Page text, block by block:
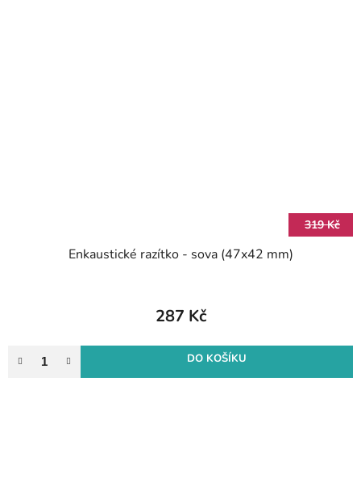
319 Kč
Enkaustické razítko - sova (47x42 mm)
287 Kč
DO KOŠÍKU